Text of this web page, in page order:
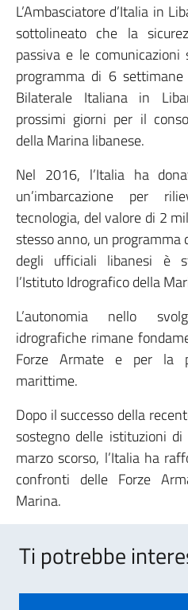
L’Ambasciatore d’Italia in
sottolineato che la
passiva e le
programma di 6
Bilaterale Italiana in
prossimi giorni per il
della Marina libanese.
Nel 2016, l’Italia ha
un’imbarcazione per
tecnologia, del valore di 2
stesso anno, un
degli ufficiali libanesi è
l’Istituto Idrografico della
L’autonomia nello
idrografiche rimane
Forze Armate e per la
marittime.
Dopo il successo della
sostegno delle istituzioni
marzo scorso, l’Italia ha
confronti delle Forze
Marina.
Ti potrebbe